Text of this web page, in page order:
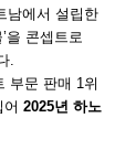
남에서 설립한
을 콘셉트로
.
부문 판매 1위
2025년 하노